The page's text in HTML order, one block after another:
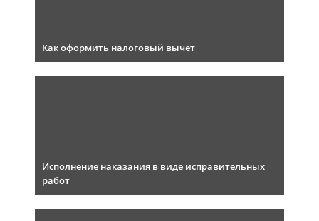
Как оформить налоговый вычет
Исполнение наказания в виде исправительных
работ